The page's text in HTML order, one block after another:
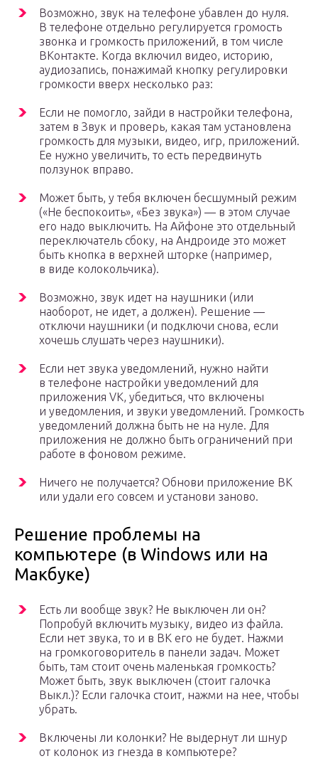
Возможно, звук на телефоне убавлен до нуля.
В телефоне отдельно регулируется громость
звонка и громкость приложений, в том числе
ВКонтакте. Когда включил видео, историю,
аудиозапись, понажимай кнопку регулировки
громкости вверх несколько раз:
Если не помогло, зайди в настройки телефона,
затем в Звук и проверь, какая там установлена
громкость для музыки, видео, игр, приложений.
Ее нужно увеличить, то есть передвинуть
ползунок вправо.
Может быть, у тебя включен бесшумный режим
(«Не беспокоить», «Без звука») — в этом случае
его надо выключить. На Айфоне это отдельный
переключатель сбоку, на Андроиде это может
быть кнопка в верхней шторке (например,
в виде колокольчика).
Возможно, звук идет на наушники (или
наоборот, не идет, а должен). Решение —
отключи наушники (и подключи снова, если
хочешь слушать через наушники).
Если нет звука уведомлений, нужно найти
в телефоне настройки уведомлений для
приложения VK, убедиться, что включены
и уведомления, и звуки уведомлений. Громкость
уведомлений должна быть не на нуле. Для
приложения не должно быть ограничений при
работе в фоновом режиме.
Ничего не получается? Обнови приложение ВК
или удали его совсем и установи заново.
Решение проблемы на
компьютере (в Windows или на
Макбуке)
Есть ли вообще звук? Не выключен ли он?
Попробуй включить музыку, видео из файла.
Если нет звука, то и в ВК его не будет. Нажми
на громкоговоритель в панели задач. Может
быть, там стоит очень маленькая громкость?
Может быть, звук выключен (стоит галочка
Выкл.)? Если галочка стоит, нажми на нее, чтобы
убрать.
Включены ли колонки? Не выдернут ли шнур
от колонок из гнезда в компьютере?